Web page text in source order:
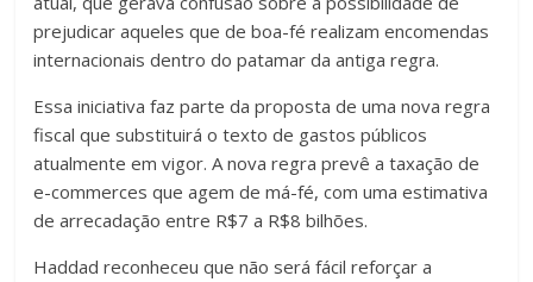
prejudicar aqueles que de boa-fé realizam encomendas
internacionais dentro do patamar da antiga regra.
Essa iniciativa faz parte da proposta de uma nova regra
fiscal que substituirá o texto de gastos públicos
atualmente em vigor. A nova regra prevê a taxação de
e-commerces que agem de má-fé, com uma estimativa
de arrecadação entre R$7 a R$8 bilhões.
Haddad reconheceu que não será fácil reforçar a